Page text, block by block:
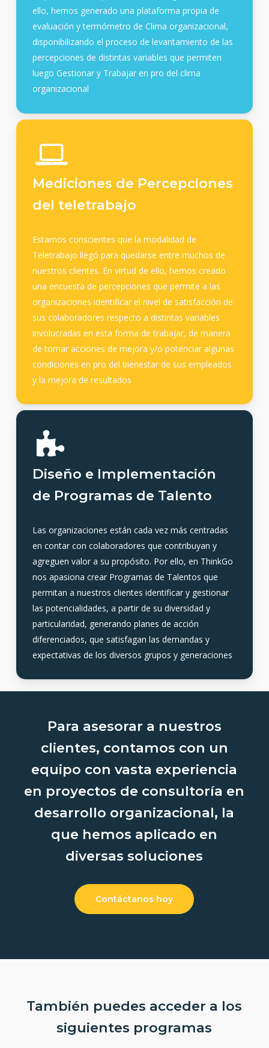
ello, hemos generado una plataforma propia de
evaluación y termómetro de Clima organizacional,
disponibilizando el proceso de levantamiento de las
percepciones de distintas variables que permiten
luego Gestionar y Trabajar en pro del clima
organizacional
Mediciones de Percepciones
del teletrabajo
Estamos conscientes que la modalidad de
Teletrabajo llegó para quedarse entre muchos de
nuestros clientes. En virtud de ello, hemos creado
una encuesta de percepciones que permite a las
organizaciones identificar el nivel de satisfacción de
sus colaboradores respecto a distintas variables
involucradas en esta forma de trabajar, de manera
de tomar acciones de mejora y/o potenciar algunas
condiciones en pro del bienestar de sus empleados
y la mejora de resultados
Diseño e Implementación
de Programas de Talento
Las organizaciones están cada vez más centradas
en contar con colaboradores que contribuyan y
agreguen valor a su propósito. Por ello, en ThinkGo
nos apasiona crear Programas de Talentos que
permitan a nuestros clientes identificar y gestionar
las potencialidades, a partir de su diversidad y
particularidad, generando planes de acción
diferenciados, que satisfagan las demandas y
expectativas de los diversos grupos y generaciones
Para asesorar a nuestros
clientes, contamos con un
equipo con vasta experiencia
en proyectos de consultoría en
desarrollo organizacional, la
que hemos aplicado en
diversas soluciones
Contáctanos hoy
También puedes acceder a los
siguientes programas